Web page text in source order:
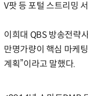
V팟 등 포털 스트리밍
이희대 QBS 방송전략
만명가량이 핵심 마케
계획”이라고 말했다.